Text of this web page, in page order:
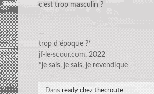
c’est trop masculin ?
—
trop d’époque ?*
jf-le-scour.com, 2022
*je sais, je sais, je revendique
Dans ready chez thecroute